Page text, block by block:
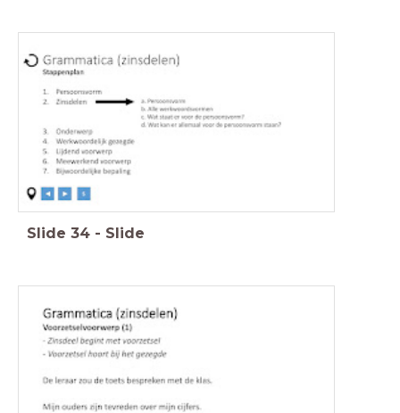
Slide 34 - Slide